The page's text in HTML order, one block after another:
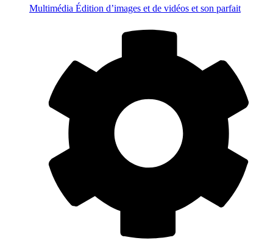
Multimédia Édition d’images et de vidéos et son parfait